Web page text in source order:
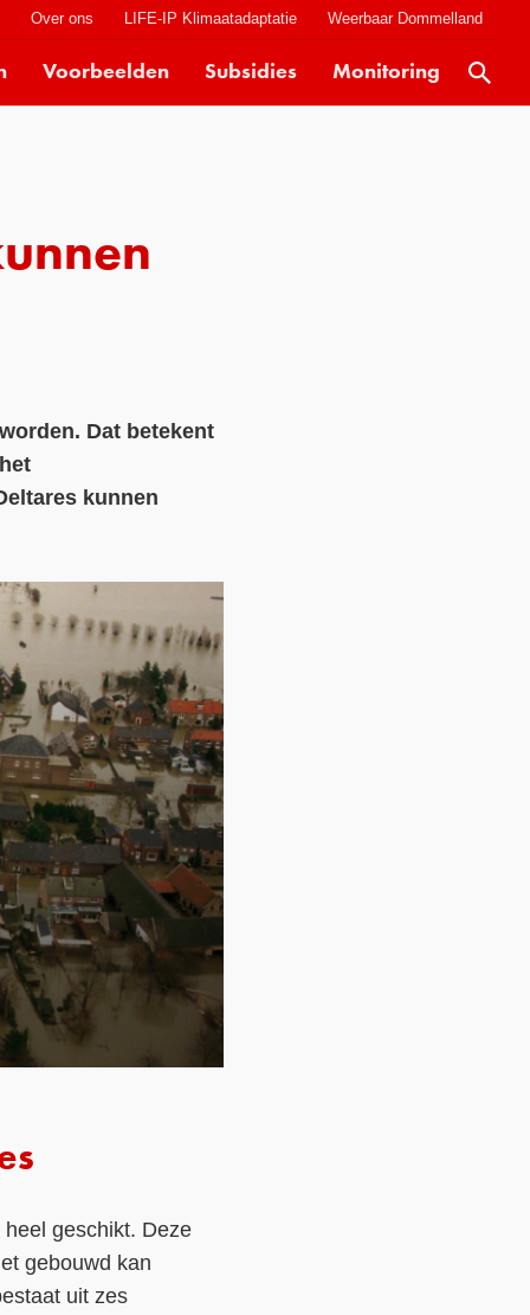
Over ons LIFE-IP Klimaatadaptatie Weerbaar Dommelland
Voorbeelden Subsidies Monitoring
Dat betekent
kunnen
geschikt. Deze
gebouwd kan
uit zes
Monitoring